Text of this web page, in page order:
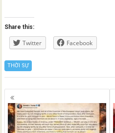
Share this:
Twitter Facebook
THỜI SỰ
Posts
navigation